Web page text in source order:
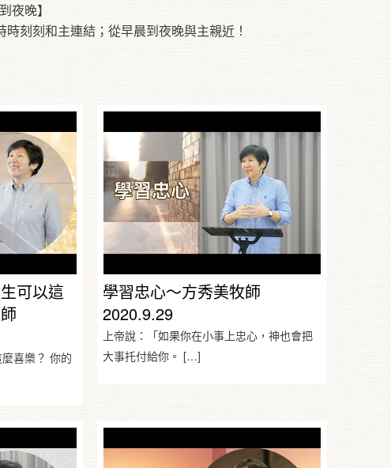
夜晚】
刻刻和主連結；從早晨到夜晚與主親近！
可以這
喜樂？ 你的
學習忠心～方秀美牧師
2020.9.29
上帝說：「如果你在小事上忠心，神也會把
大事托付給你。 […]